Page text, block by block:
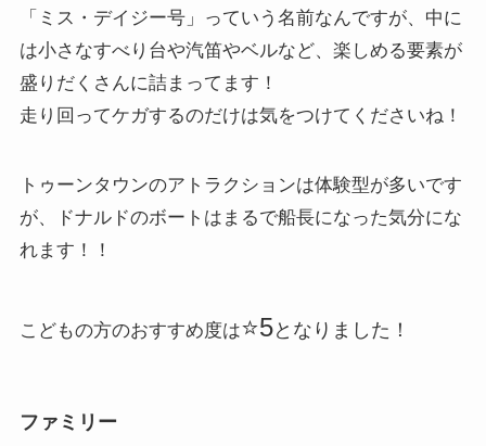
「ミス・デイジー号」っていう名前なんですが、中に
は小さなすべり台や汽笛やベルなど、楽しめる要素が
盛りだくさんに詰まってます！
走り回ってケガするのだけは気をつけてくださいね！
トゥーンタウンのアトラクションは体験型が多いです
が、ドナルドのボートはまるで船長になった気分にな
れます！！
こどもの方のおすすめ度は⭐️5となりました！
ファミリー